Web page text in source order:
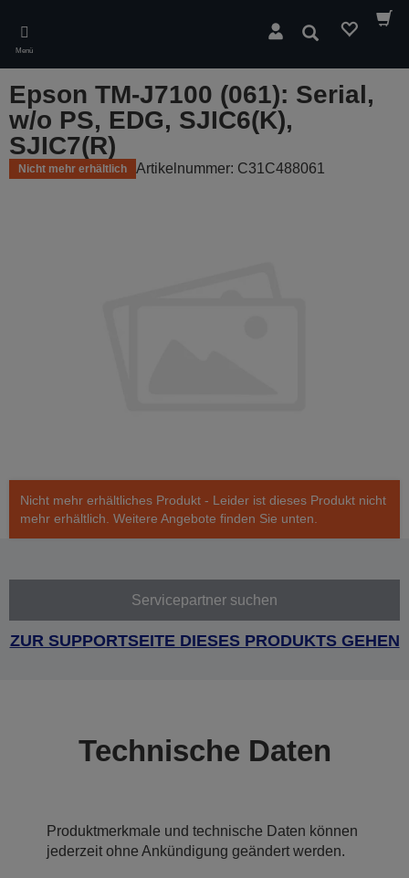
main
content
Menü
Suchen
Epson TM-J7100 (061): Serial,
w/o PS, EDG, SJIC6(K),
SJIC7(R)
Nicht mehr erhältlich Artikelnummer: C31C488061
Nicht mehr erhältliches Produkt - Leider ist dieses Produkt nicht
mehr erhältlich. Weitere Angebote finden Sie unten.
Servicepartner suchen
ZUR SUPPORTSEITE DIESES PRODUKTS GEHEN
Technische Daten
Produktmerkmale und technische Daten können
jederzeit ohne Ankündigung geändert werden.